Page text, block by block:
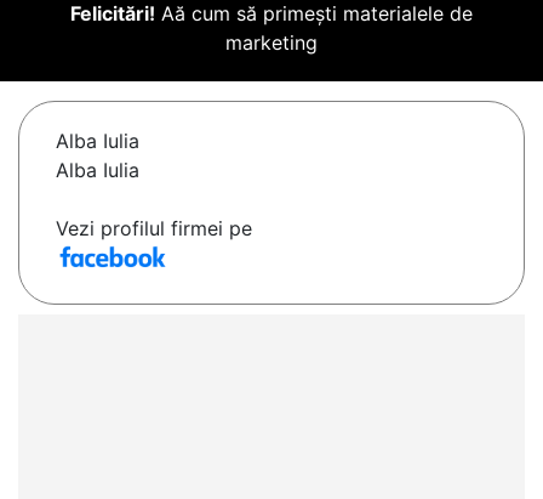
Felicitări! Aă cum să primești materialele de
marketing
Alba Iulia
Alba Iulia
Vezi profilul firmei pe